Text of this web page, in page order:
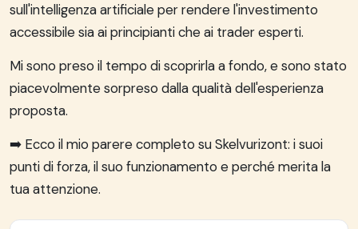
sull'intelligenza artificiale per rendere l'investimento
accessibile sia ai principianti che ai trader esperti.
Mi sono preso il tempo di scoprirla a fondo, e sono stato
piacevolmente sorpreso dalla qualità dell'esperienza
proposta.
➡️ Ecco il mio parere completo su Skelvurizont: i suoi
punti di forza, il suo funzionamento e perché merita la
tua attenzione.